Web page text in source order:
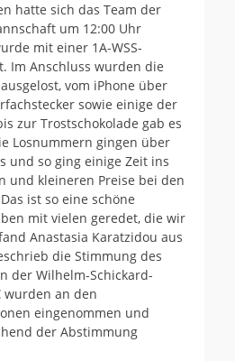
hatte sich das Team der
um 12:00 Uhr
mit einer 1A-WSS-
Im Anschluss wurden die
vom iPhone über
sowie einige der
zur Trostschokolade gab es
Losnummern gingen über
und so ging einige Zeit ins
und kleineren Preise bei den
ist so eine schöne
mit vielen geredet, die wir
Anastasia Karatzidou aus
die Stimmung des
der Wilhelm-Schickard-
wurden an den
eingenommen und
der Abstimmung